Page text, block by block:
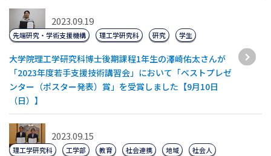
2023.09.19
大学院理工学研究科博士後期課程1年生の澤崎佑太さんが
「2023年度若手支援技術講習会」において「ベストプレゼ
ンター（ポスター発表）賞」を受賞しました【9月10日
（日）】
先端研究・学術支援機構 理工学研究科 研究 学生
2023.09.15
理工学研究科 工学部 教育 社会連携 地域
社会人